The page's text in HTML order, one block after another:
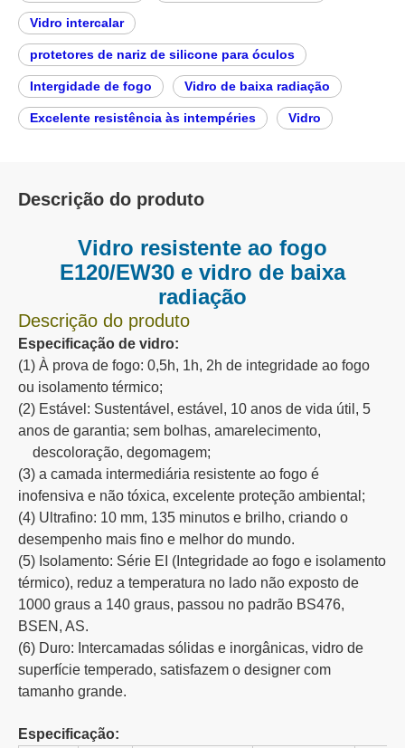
Vidro intercalar
protetores de nariz de silicone para óculos
Intergidade de fogo Vidro de baixa radiação
Excelente resistência às intempéries Vidro
Descrição do produto
Vidro resistente ao fogo
E120/EW30 e vidro de baixa
radiação
Descrição do produto
Especificação de vidro:
(1) À prova de fogo: 0,5h, 1h, 2h de integridade ao fogo
ou isolamento térmico;
(2) Estável: Sustentável, estável, 10 anos de vida útil, 5
anos de garantia; sem bolhas, amarelecimento,
descoloração, degomagem;
(3) a camada intermediária resistente ao fogo é
inofensiva e não tóxica, excelente proteção ambiental;
(4) Ultrafino: 10 mm, 135 minutos e brilho, criando o
desempenho mais fino e melhor do mundo.
(5) Isolamento: Série EI (Integridade ao fogo e isolamento
térmico), reduz a temperatura no lado não exposto de
1000 graus a 140 graus, passou no padrão BS476,
BSEN, AS.
(6) Duro: Intercamadas sólidas e inorgânicas, vidro de
superfície temperado, satisfazem o designer com
tamanho grande.
Especificação: